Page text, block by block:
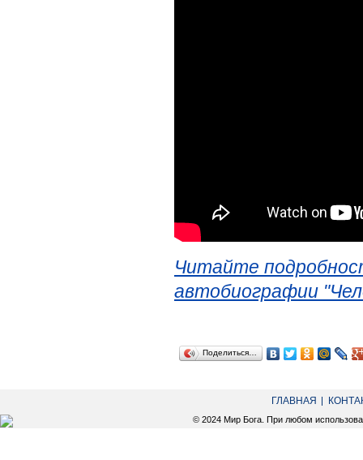
Читайте
автобиографии
Поделиться…
ГЛАВНАЯ
© 2024 Мир Бога. При любом